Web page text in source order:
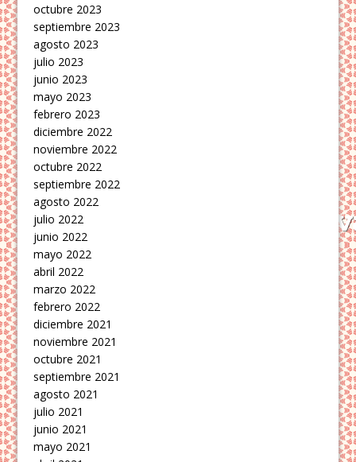
octubre 2023
septiembre 2023
agosto 2023
julio 2023
junio 2023
mayo 2023
febrero 2023
diciembre 2022
noviembre 2022
octubre 2022
septiembre 2022
agosto 2022
julio 2022
junio 2022
mayo 2022
abril 2022
marzo 2022
febrero 2022
diciembre 2021
noviembre 2021
octubre 2021
septiembre 2021
agosto 2021
julio 2021
junio 2021
mayo 2021